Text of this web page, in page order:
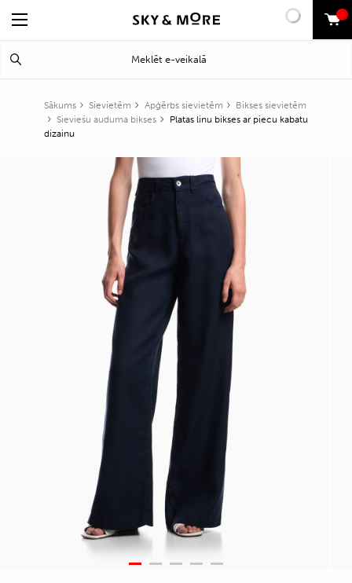
0
Sākums Sievietēm Apģērbs sievietēm
Bikses sievietēm
Sieviešu auduma bikses
Platas linu bikses ar piecu kabatu
dizainu